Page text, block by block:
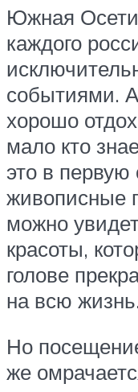
Южная
каждого
событиями.
хорошо
мало кто
это в
живописные
можно
красоты,
голове
на всю жизнь.
Но
же